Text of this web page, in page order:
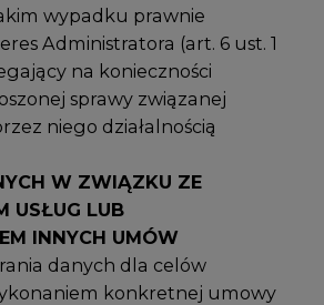
wypadku prawnie
Administratora (art. 6 ust. 1
na konieczności
sprawy związanej
niego działalnością
W ZWIĄZKU ZE
USŁUG LUB
INNYCH UMÓW
danych dla celów
konkretnej umowy